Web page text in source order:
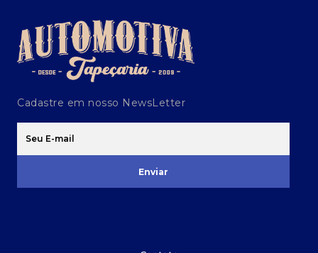
Cadastre em nosso NewsLetter
Enviar